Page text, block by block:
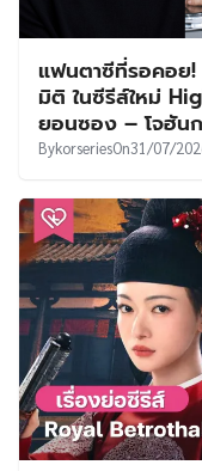
แฟนตาซีที่รอคอย!
มิติ ในซีรีส์ใหม่
ยอนซอง – โจฮัน
BykorseriesOn31/07/